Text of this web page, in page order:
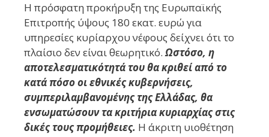
Η πρόσφατη προκήρυξη της Ευρωπαϊκής
Επιτροπής ύψους 180 εκατ. ευρώ για
υπηρεσίες κυρίαρχου νέφους δείχνει ότι το
πλαίσιο δεν είναι θεωρητικό.Ωστόσο, η
αποτελεσματικότητά του θα κριθεί από το
κατά πόσο οι εθνικές κυβερνήσεις,
συμπεριλαμβανομένης της Ελλάδας, θα
ενσωματώσουν τα κριτήρια κυριαρχίας στις
δικές τους προμήθειες. Η άκριτη υιοθέτηση